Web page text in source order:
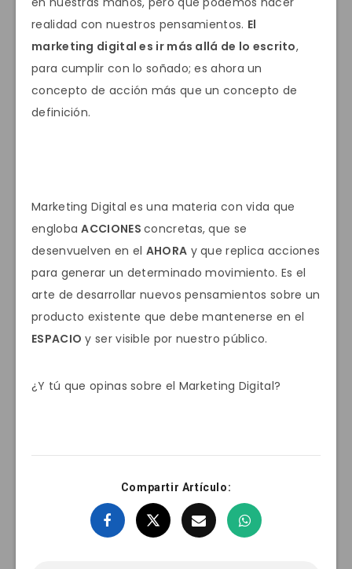
realidad con nuestros pensamientos. El
marketing digital es ir más allá de lo escrito,
para cumplir con lo soñado; es ahora un
concepto de acción más que un concepto de
definición.
Marketing Digital es una materia con vida que
englobaACCIONESconcretas, que se
desenvuelven en el AHORA y que replica acciones
para generar un determinado movimiento. Es el
arte de desarrollar nuevos pensamientos sobre un
producto existente que debe mantenerse en el
ESPACIO y ser visible por nuestro público.
¿Y tú que opinas sobre el Marketing Digital?
Compartir Artículo: